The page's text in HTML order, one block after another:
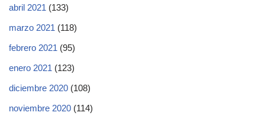
abril 2021 (133)
marzo 2021 (118)
febrero 2021 (95)
enero 2021 (123)
diciembre 2020 (108)
noviembre 2020 (114)